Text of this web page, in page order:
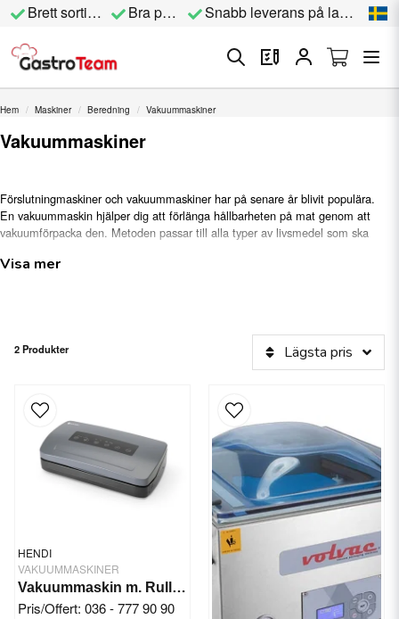
Brett sortiment Bra priser Snabb leverans på lagervara
Hem Maskiner Beredning Vakuummaskiner
Vakuummaskiner
Förslutningmaskiner och vakuummaskiner har på senare år blivit populära.
En vakuummaskin hjälper dig att förlänga hållbarheten på mat genom att
vakuumförpacka den. Metoden passar till alla typer av livsmedel som ska
vakuumplast eller vakuumpåsar. Den stora fördelen med att
Visa mer
2 Produkter Lägsta pris
HENDI
VAKUUMMASKINER
Vakuummaskin m. Rullmatare
Pris/Offert: 036 - 777 90 90